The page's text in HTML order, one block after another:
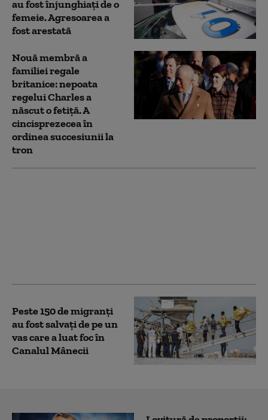
au fost înjunghiaţi de o
femeie. Agresoarea a
fost arestată
Nouă membră a
familiei regale
britanice: nepoata
regelui Charles a
născut o fetiță. A
cincisprezecea în
ordinea succesiunii la
tron
Peste 150 de migranţi
au fost salvați de pe un
vas care a luat foc în
Canalul Mânecii